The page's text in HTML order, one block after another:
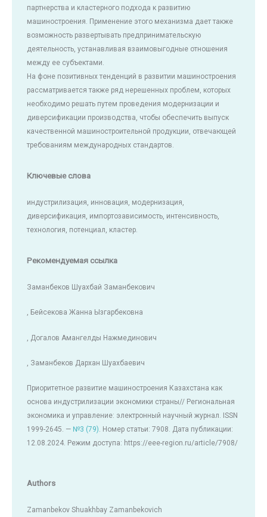
партнерства и кластерного подхода к развитию
машиностроения. Применение этого механизма дает также
возможность развертывать предпринимательскую
деятельность, устанавливая взаимовыгодные отношения
между ее субъектами.
На фоне позитивных тенденций в развитии машиностроения
рассматривается также ряд нерешенных проблем, которых
необходимо решать путем проведения модернизации и
диверсификации производства, чтобы обеспечить выпуск
качественной машиностроительной продукции, отвечающей
требованиям международных стандартов.
Ключевые слова
индустрилизация, инновация, модернизация,
диверсификация, импортозависимость, интенсивность,
технология, потенциал, кластер.
Рекомендуемая ссылка
Заманбеков Шуахбай Заманбекович
, Бейсекова Жанна Ызгарбековна
, Догалов Амангелды Нажмединович
, Заманбеков Дархан Шуахбаевич
Приоритетное развитие машиностроения Казахстана как
основа индустрилизации экономики страны// Региональная
экономика и управление: электронный научный журнал. ISSN
1999-2645. — №3 (79). Номер статьи: 7908. Дата публикации:
12.08.2024. Режим доступа: https://eee-region.ru/article/7908/
Authors
Zamanbekov Shuakhbay Zamanbekovich